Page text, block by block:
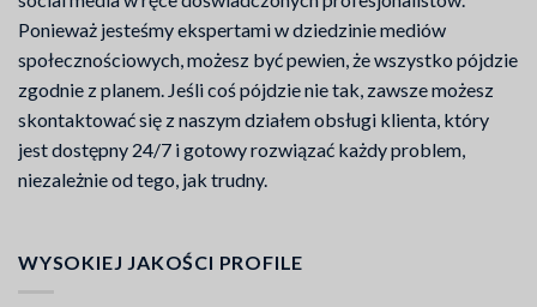
Ponieważ jesteśmy ekspertami w dziedzinie mediów
społecznościowych, możesz być pewien, że wszystko pójdzie
zgodnie z planem. Jeśli coś pójdzie nie tak, zawsze możesz
skontaktować się z naszym działem obsługi klienta, który
jest dostępny 24/7 i gotowy rozwiązać każdy problem,
niezależnie od tego, jak trudny.
WYSOKIEJ JAKOŚCI PROFILE